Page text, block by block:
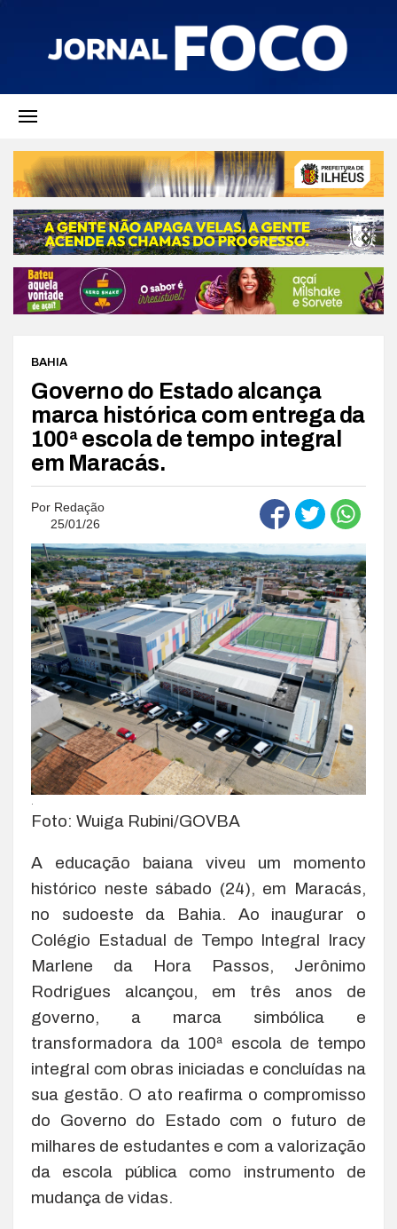
BAHIA
Governo do Estado alcança
marca histórica com entrega da
100ª escola de tempo integral
em Maracás.
Por Redação
25/01/26
.
Foto: Wuiga Rubini/GOVBA
A educação baiana viveu um momento
histórico neste sábado (24), em Maracás,
no sudoeste da Bahia. Ao inaugurar o
Colégio Estadual de Tempo Integral Iracy
Marlene da Hora Passos, Jerônimo
Rodrigues alcançou, em três anos de
governo, a marca simbólica e
transformadora da 100ª escola de tempo
integral com obras iniciadas e concluídas na
sua gestão. O ato reafirma o compromisso
do Governo do Estado com o futuro de
milhares de estudantes e com a valorização
da escola pública como instrumento de
mudança de vidas.